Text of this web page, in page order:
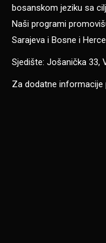
bosanskom jeziku sa
Naši programi
Sarajeva i Bosne i
Sjedište: Jošanička 33,
Za dodatne informacije